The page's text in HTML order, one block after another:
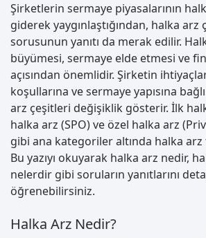
Şirketlerin sermaye piyasalarının
giderek yaygınlaştığından, halka
sorusunun yanıtı da merak edilir.
büyümesi, sermaye elde etmesi ve
açısından önemlidir. Şirketin
koşullarına ve sermaye yapısına
arz çeşitleri değişiklik gösterir. İlk
halka arz (SPO) ve özel halka arz
gibi ana kategoriler altında halka
Bu yazıyı okuyarak halka arz nedir,
nelerdir gibi soruların yanıtlarını
öğrenebilirsiniz.
Halka Arz Nedir?